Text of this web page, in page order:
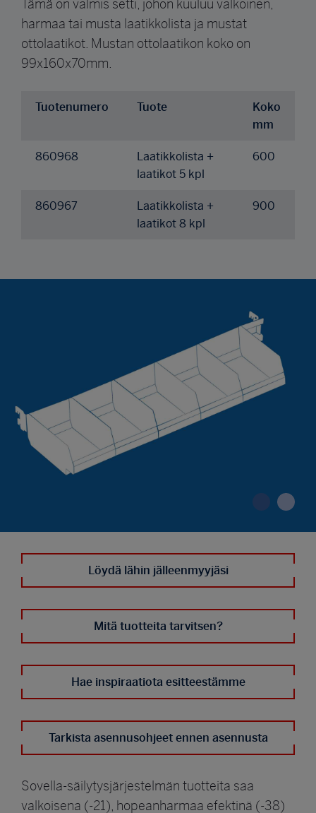
Tämä on valmis setti, johon kuuluu valkoinen,
harmaa tai musta laatikkolista ja mustat
ottolaatikot. Mustan ottolaatikon koko on
99x160x70mm.
Tuotenumero Tuote
Koko
mm
860968
Laatikkolista +
laatikot 5 kpl
600
860967
Laatikkolista +
laatikot 8 kpl
900
Löydä lähin jälleenmyyjäsi
Mitä tuotteita tarvitsen?
Hae inspiraatiota esitteestämme
Tarkista asennusohjeet ennen asennusta
Sovella-säilytysjärjestelmän tuotteita saa
valkoisena (-21), hopeanharmaa efektinä (-38)